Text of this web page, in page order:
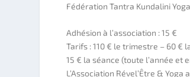
Fédération Tantra Kundalini
Adhésion à l’association : 15 €
Tarifs : 110 € le trimestre – 60 €
15 € la séance (toute l’année et
L’Association Rével’Être &